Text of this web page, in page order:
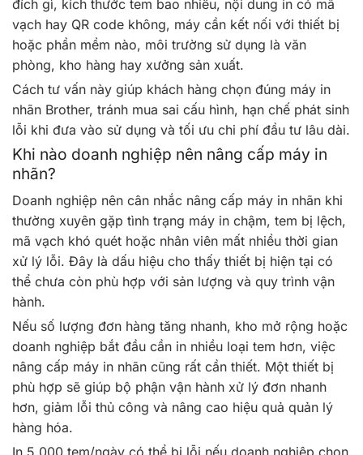
đích gì, kích thước tem bao nhiêu, nội dung in có mã
vạch hay QR code không, máy cần kết nối với thiết bị
hoặc phần mềm nào, môi trường sử dụng là văn
phòng, kho hàng hay xưởng sản xuất.
Cách tư vấn này giúp khách hàng chọn đúng máy in
nhãn Brother, tránh mua sai cấu hình, hạn chế phát sinh
lỗi khi đưa vào sử dụng và tối ưu chi phí đầu tư lâu dài.
Khi nào doanh nghiệp nên nâng cấp máy in
nhãn?
Doanh nghiệp nên cân nhắc nâng cấp máy in nhãn khi
thường xuyên gặp tình trạng máy in chậm, tem bị lệch,
mã vạch khó quét hoặc nhân viên mất nhiều thời gian
xử lý lỗi. Đây là dấu hiệu cho thấy thiết bị hiện tại có
thể chưa còn phù hợp với sản lượng và quy trình vận
hành.
Nếu số lượng đơn hàng tăng nhanh, kho mở rộng hoặc
doanh nghiệp bắt đầu cần in nhiều loại tem hơn, việc
nâng cấp máy in nhãn cũng rất cần thiết. Một thiết bị
phù hợp sẽ giúp bộ phận vận hành xử lý đơn nhanh
hơn, giảm lỗi thủ công và nâng cao hiệu quả quản lý
hàng hóa.